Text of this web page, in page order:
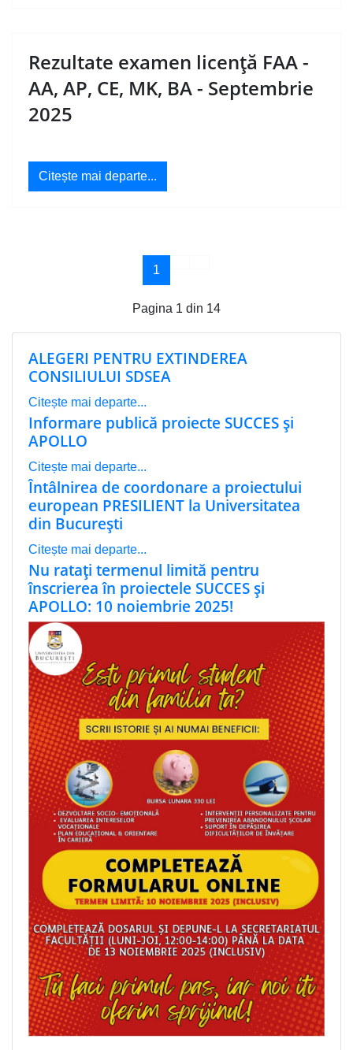
Rezultate examen licenţă FAA -
AA, AP, CE, MK, BA - Septembrie
2025
Citește mai departe...
1
Pagina 1 din 14
ALEGERI PENTRU EXTINDEREA
CONSILIULUI SDSEA
Citește mai departe...
Informare publică proiecte SUCCES și
APOLLO
Citește mai departe...
Întâlnirea de coordonare a proiectului
european PRESILIENT la Universitatea
din București
Citește mai departe...
Nu ratați termenul limită pentru
înscrierea în proiectele SUCCES și
APOLLO: 10 noiembrie 2025!